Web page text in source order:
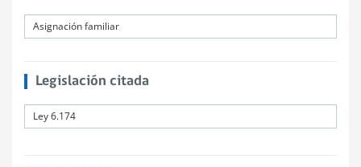
Asignación familiar
Legislación citada
Ley 6.174